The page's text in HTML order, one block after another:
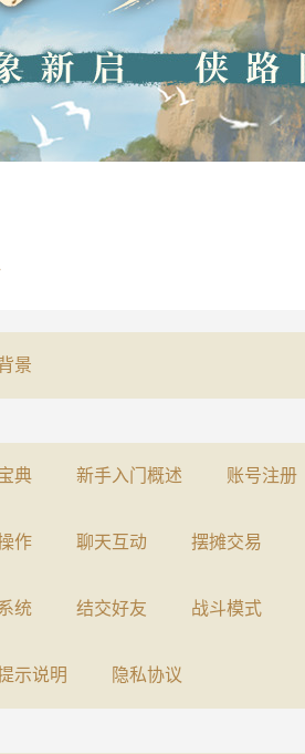
景
典 新手入门概述 账号注册
作 聊天互动 摆摊交易
统 结交好友 战斗模式
示说明 隐私协议